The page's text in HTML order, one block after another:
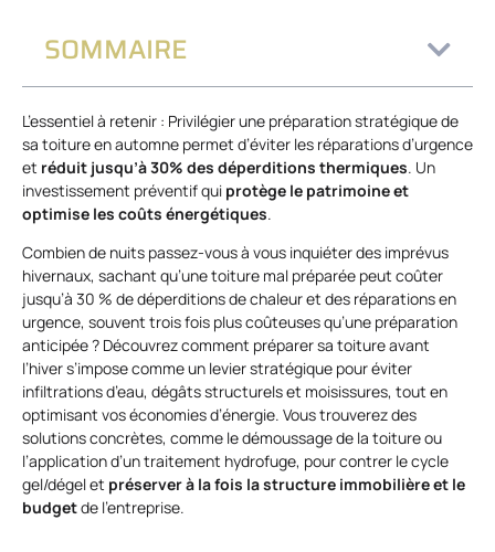
SOMMAIRE
L’essentiel à retenir : Privilégier une préparation stratégique de
sa toiture en automne permet d’éviter les réparations d’urgence
et réduit jusqu’à 30% des déperditions thermiques. Un
investissement préventif qui protège le patrimoine et
optimise les coûts énergétiques.
Combien de nuits passez-vous à vous inquiéter des imprévus
hivernaux, sachant qu’une toiture mal préparée peut coûter
jusqu’à 30 % de déperditions de chaleur et des réparations en
urgence, souvent trois fois plus coûteuses qu’une préparation
anticipée ? Découvrez comment préparer sa toiture avant
l’hiver s’impose comme un levier stratégique pour éviter
infiltrations d’eau, dégâts structurels et moisissures, tout en
optimisant vos économies d’énergie. Vous trouverez des
solutions concrètes, comme le démoussage de la toiture ou
l’application d’un traitement hydrofuge, pour contrer le cycle
gel/dégel et préserver à la fois la structure immobilière et le
budgetde l’entreprise.